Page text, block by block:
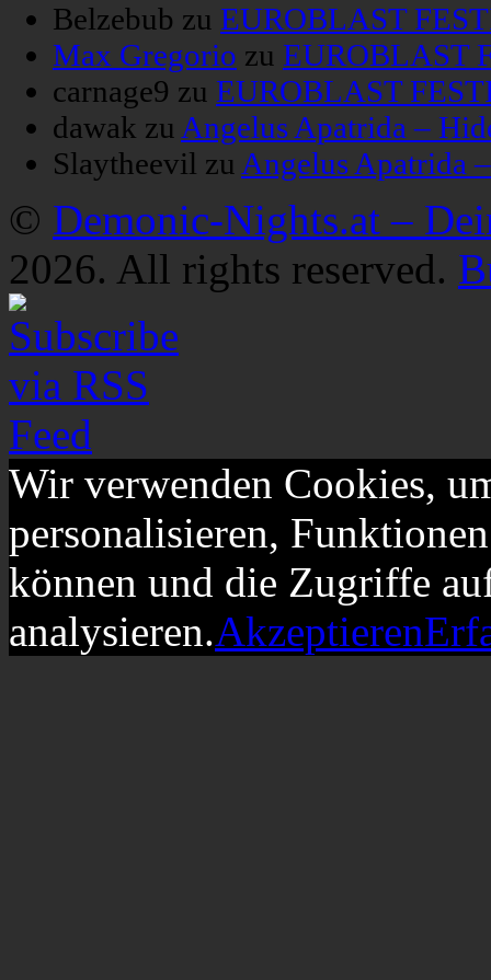
Belzebub zu EUROBLAST
Max Gregorio zu EUROBLAST
carnage9 zu EUROBLAST
dawak zu Angelus Apatrida –
Slaytheevil zu Angelus Apatrida
© Demonic-Nights.at –
2026. All rights reserved.
Wir verwenden Cookies,
personalisieren,
können und die Zugriffe
analysieren.Akzeptieren